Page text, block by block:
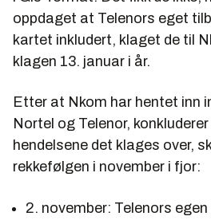
oppdaget at Telenors eget
kartet inkludert, klaget de til
klagen 13. januar i år.
Etter at Nkom har hentet inn
Nortel og Telenor,
hendelsene det klages over,
rekkefølgen i november i fjor:
2. november: Telenors egen